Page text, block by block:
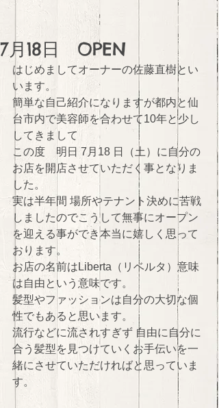
7月18日 OPEN
はじめましてオーナーの佐藤直樹とい
います。
簡単な自己紹介になりますが都内と仙
台市内で美容師を合わせて10年と少し
してきまして
この度　明日 7月18 日（土）に自分の
お店を開店させていただく事となりま
した。
実は半年間 場所やテナント決めに苦戦
しましたのでこうして無事にオープン
を迎える事ができ本当に嬉しく思って
おります。
お店の名前はLiberta（リベルタ）意味
は自由という意味です。
髪型やファッションは自分の大切な個
性でもあると思います。
流行などに流されすぎず 自由に自分に
合う髪型を見つけていくお手伝いを一
緒にさせていただければと思っていま
す。